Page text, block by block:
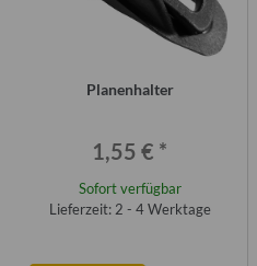
Planenhalter
1,55 € *
Sofort verfügbar
Lieferzeit: 2 - 4 Werktage